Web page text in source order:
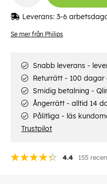
Se mer från Philips
4.4 155
Leverans: 3-6
Snabb leverans -
Returrätt - 100
Smidig betalning -
Ångerrätt - alltid 14
Pålitliga - läs
Trustpilot